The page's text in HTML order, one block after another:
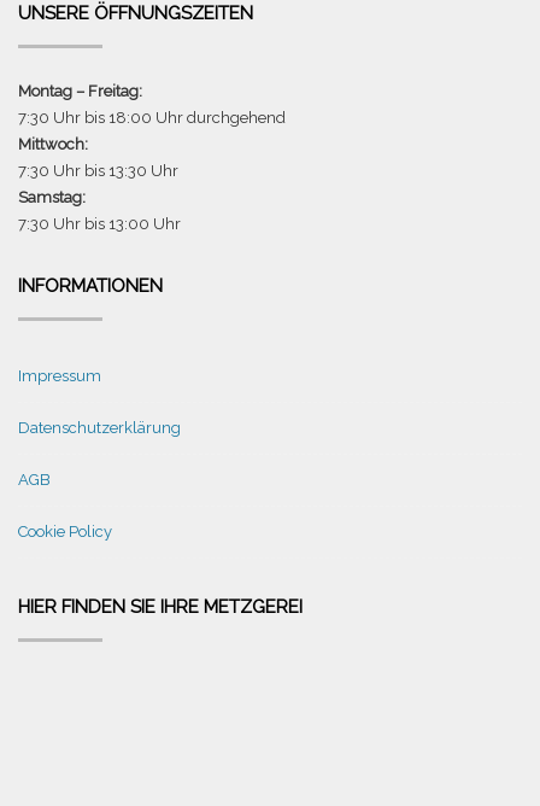
UNSERE ÖFFNUNGSZEITEN
Montag – Freitag:
7:30 Uhr bis 18:00 Uhr durchgehend
Mittwoch:
7:30 Uhr bis 13:30 Uhr
Samstag:
7:30 Uhr bis 13:00 Uhr
INFORMATIONEN
Impressum
Datenschutzerklärung
AGB
Cookie Policy
HIER FINDEN SIE IHRE METZGEREI